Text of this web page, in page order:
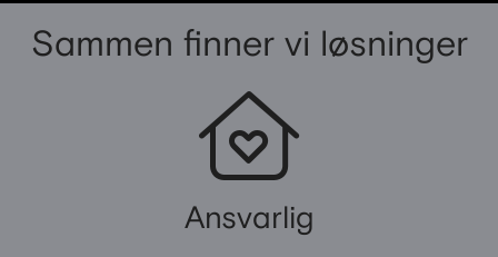
Sammen finner vi løsninger
Ansvarlig